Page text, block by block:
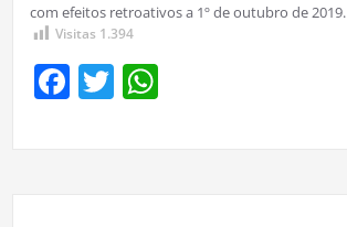
com efeitos retroativos a 1º de outubro de 2019.
Visitas 1.394
Facebook
TwitterWhatsApp